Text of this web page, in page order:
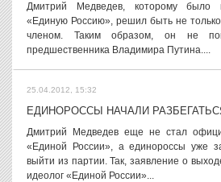
Дмитрий Медведев, которому было
«Единую Россию», решил быть не
членом. Таким образом, он не
предшественника Владимира Путина....
25.04.2012, 15:32
ЕДИНОРОССЫ НАЧАЛИ
Дмитрий Медведев еще не стал
«Единой России», а единороссы уже
выйти из партии. Так, заявление о
идеолог «Единой России»...